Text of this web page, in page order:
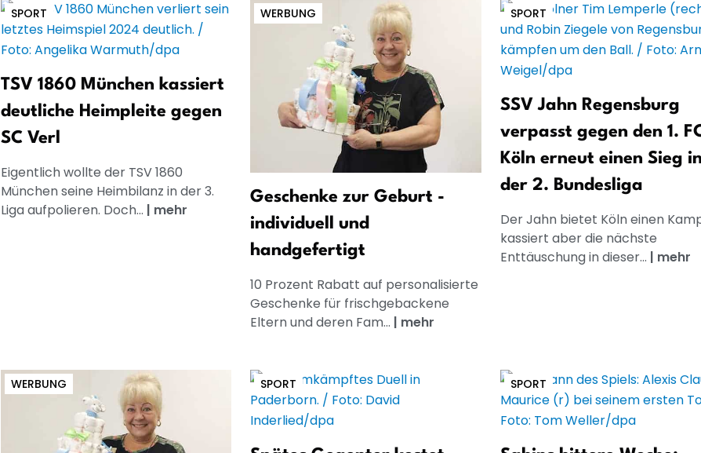
SPORT
TSV 1860 München kassiert
deutliche Heimpleite gegen
SC Verl
Eigentlich wollte der TSV 1860
München seine Heimbilanz in der 3.
Liga aufpolieren. Doch... | mehr
WERBUNG
Geschenke zur Geburt -
individuell und
handgefertigt
10 Prozent Rabatt auf personalisierte
Geschenke für frischgebackene
Eltern und deren Fam... | mehr
SPORT
SSV Jahn Regensburg
verpasst gegen den 1.
Köln erneut einen Sieg
der 2. Bundesliga
Der Jahn bietet Köln einen
kassiert aber die nächste
Enttäuschung in dieser... | mehr
WERBUNG SPORT SPORT